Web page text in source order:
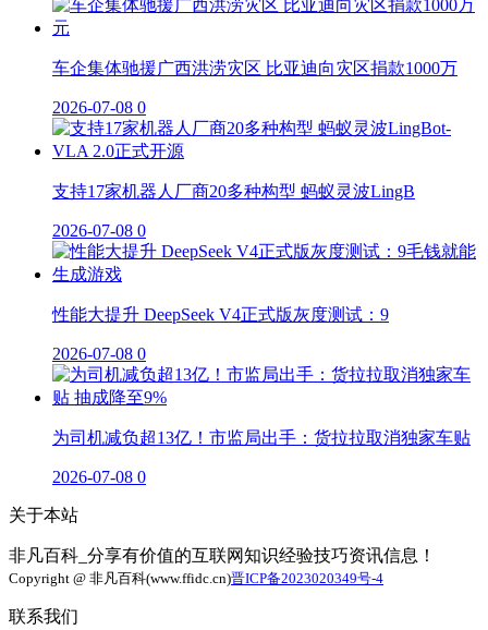
车企集体驰援广西洪涝灾区 比亚迪向灾区捐款1000万
2026-07-08 0
支持17家机器人厂商20多种构型 蚂蚁灵波LingB
2026-07-08 0
性能大提升 DeepSeek V4正式版灰度测试：9
2026-07-08 0
为司机减负超13亿！市监局出手：货拉拉取消独家车贴
2026-07-08 0
关于本站
非凡百科_分享有价值的互联网知识经验技巧资讯信息！
Copyright @ 非凡百科(www.ffidc.cn)晋ICP备2023020349号-4
联系我们